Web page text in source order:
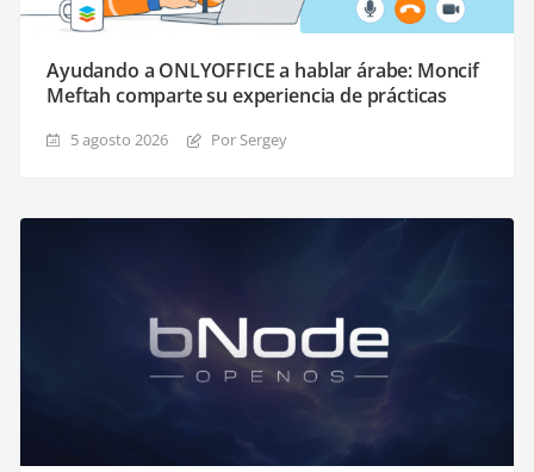
Ayudando a ONLYOFFICE a hablar árabe: Moncif
Meftah comparte su experiencia de prácticas
5 agosto 2026 Por Sergey